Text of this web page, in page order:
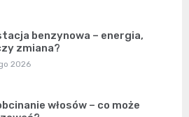
benzynowa – energia,
zmiana?
2026
włosów – co może